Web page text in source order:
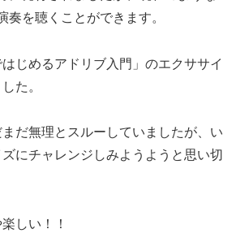
奏を聴くことができます。
じめるアドリブ入門」のエクササイ
た。
だ無理とスルーしていましたが、い
にチャレンジしみようようと思い切
しい！！